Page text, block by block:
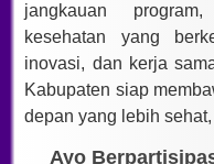
jangkauan
kesehatan yang
inovasi, dan kerja
Kabupaten siap
depan yang lebih
Ayo